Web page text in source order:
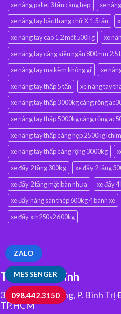
xe nâng pallet 3 tấn càng hẹp
xe
xe nâng tay bậc thang chữ X 1.5 tấn
xe nâng tay cao 1.2 mét 500kg
xe
xe nâng tay càng siêu ngắn 800mm 2.5
xe nâng tay mạ kẽm không gỉ
xe
xe nâng tay thấp 5 tấn
xe nâng tay
xe nâng tay thấp 3000kg càng rộng
xe nâng tay thấp 5000kg càng rộng
xe nâng tay thấp càng hẹp 2500kg
xe nâng tay thấp càng rộng 3000kg
xe đẩy 2 tầng 300kg
xe đẩy 2 tầng
xe đẩy 2 tầng mặt bàn nhựa
xe đẩy
xe đẩy hàng sàn thép 600kg 4 bánh xe
xe đẩy xth250s2 600kg
TP.Hồ Chí Minh
334 Tân Hòa Đông, P. Bình Trị
TP.HCM
MESSENGER
ZALO
098.442.3150